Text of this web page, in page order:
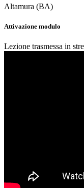
Altamura (BA)
Attivazione modulo
Lezione trasmessa in